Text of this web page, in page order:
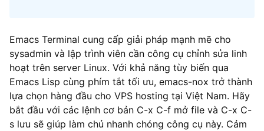
Emacs Terminal cung cấp giải pháp mạnh mẽ cho
sysadmin và lập trình viên cần công cụ chỉnh sửa linh
hoạt trên server Linux. Với khả năng tùy biến qua
Emacs Lisp cùng phím tắt tối ưu, emacs-nox trở thành
lựa chọn hàng đầu cho VPS hosting tại Việt Nam. Hãy
bắt đầu với các lệnh cơ bản C-x C-f mở file và C-x C-
s lưu sẽ giúp làm chủ nhanh chóng công cụ này. Cảm